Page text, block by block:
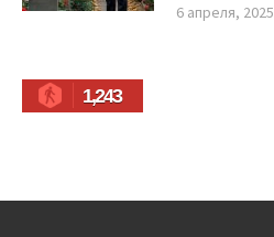
6 апреля, 2025
1,243